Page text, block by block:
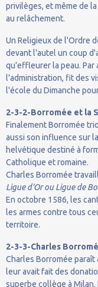
privilèges, et même de
au relâchement.
Un Religieux de l'Ordre
devant l'autel un coup
qu'effleurer la peau. Par
l'administration, fit des
l'école du Dimanche
2-3-2-Borromée et la
Finalement Borromée
aussi son influence sur
helvétique destiné à
Catholique et romaine.
Charles Borromée
Ligue d'Or ou Ligue de
En octobre 1586, les
les armes contre tous
territoire.
2-3-3-Charles
Charles Borromée
leur avait fait des
superbe collège à Milan.